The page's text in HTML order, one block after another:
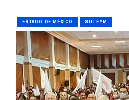
ESTADO DE MÉXICO SUTEYM